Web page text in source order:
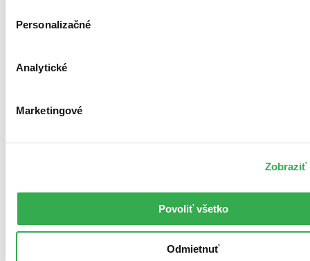
Personalizačné
Analytické
Marketingové
Zobraziť
Povoliť všetko
Odmietnuť